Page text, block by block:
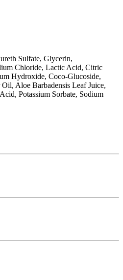
Sulfate, Glycerin,
Chloride, Lactic Acid, Citric
Hydroxide, Coco-Glucoside,
Aloe Barbadensis Leaf Juice,
Potassium Sorbate, Sodium